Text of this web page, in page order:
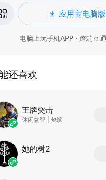
应用宝电脑版
电脑上玩手机APP · 跨端互通
还喜欢
王牌突击
休闲益智 烧脑
她的树2